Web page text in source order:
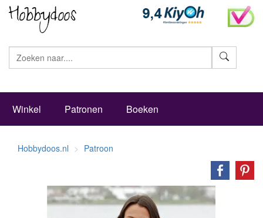
Winkel Patronen Boeken
Hobbydoos.nl Patroon